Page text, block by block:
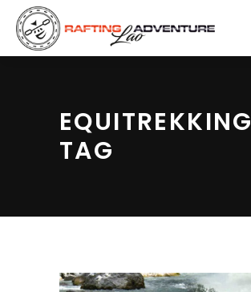
EQUITREKKING
TAG